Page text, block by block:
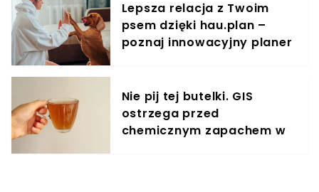
Lepsza relacja z Twoim
psem dzięki hau.plan –
poznaj innowacyjny planer
Nie pij tej butelki. GIS
ostrzega przed
chemicznym zapachem w